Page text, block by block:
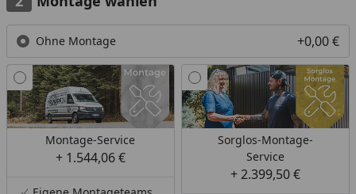
Ohne Montage +0,00 €
Montage-Service
+ 1.544,06 €
Sorglos-Montage-
Service
+ 2.399,50 €